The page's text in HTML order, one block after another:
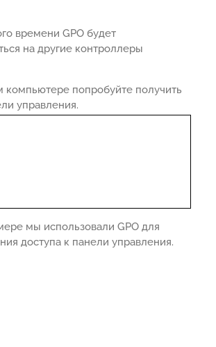
времени GPO будет
на другие контроллеры
компьютере попробуйте получить
управления.
мы использовали GPO для
доступа к панели управления.